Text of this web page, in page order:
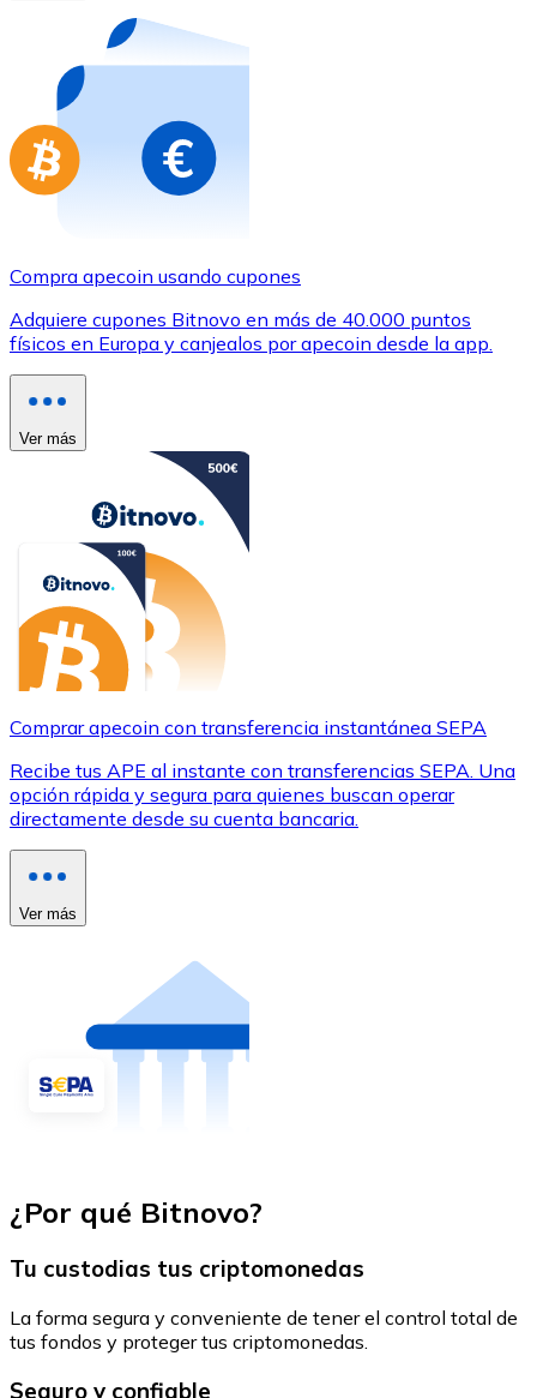
Compra tarjetas regalo de tus marcas favoritas con
Ir a la tienda de tarjetas regalo
Compra apecoin usando cupones
Adquiere cupones Bitnovo en más de 40.000 puntos
físicos en Europa y canjealos por apecoin desde la app.
Ver más
Comprar apecoin con transferencia instantánea SEPA
Recibe tus APE al instante con transferencias SEPA. Una
opción rápida y segura para quienes buscan operar
directamente desde su cuenta bancaria.
Ver más
¿Por qué Bitnovo?
Tu custodias tus criptomonedas
La forma segura y conveniente de tener el control total de
tus fondos y proteger tus criptomonedas.
Seguro y confiable